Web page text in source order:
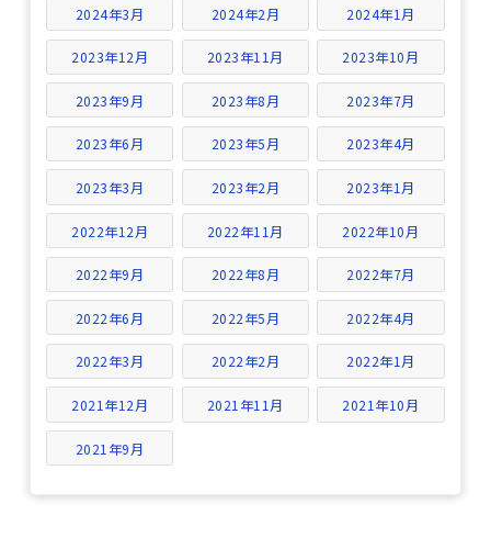
2024年3月 2024年2月 2024年1月
2023年12月 2023年11月 2023年10月
2023年9月 2023年8月 2023年7月
2023年6月 2023年5月 2023年4月
2023年3月 2023年2月 2023年1月
2022年12月 2022年11月 2022年10月
2022年9月 2022年8月 2022年7月
2022年6月 2022年5月 2022年4月
2022年3月 2022年2月 2022年1月
2021年12月 2021年11月 2021年10月
2021年9月